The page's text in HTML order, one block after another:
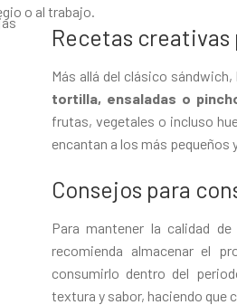
o al trabajo.
Recetas
Más allá del clásico
tortilla, ensaladas o
frutas, vegetales o incluso
encantan a los más pequeños
Consejos para
Para mantener la calidad de
recomienda almacenar el
consumirlo dentro del
textura y sabor, haciendo que